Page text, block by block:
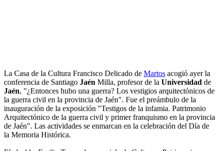
La Casa de la Cultura Francisco Delicado de Martos acogió ayer la
conferencia de Santiago Jaén Milla, profesor de la Universidad de
Jaén, "¿Entonces hubo una guerra? Los vestigios arquitectónicos de
la guerra civil en la provincia de Jaén". Fue el preámbulo de la
inauguración de la exposición "Testigos de la infamia. Patrimonio
Arquitectónico de la guerra civil y primer franquismo en la provincia
de Jaén". Las actividades se enmarcan en la celebración del Día de
la Memoria Histórica.